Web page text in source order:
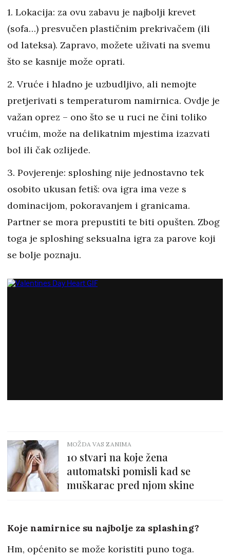
1. Lokacija: za ovu zabavu je najbolji krevet
(sofa…) presvučen plastičnim prekrivačem (ili
od lateksa). Zapravo, možete uživati na svemu
što se kasnije može oprati.
2. Vruće i hladno je uzbudljivo, ali nemojte
pretjerivati s temperaturom namirnica. Ovdje je
važan oprez – ono što se u ruci ne čini toliko
vrućim, može na delikatnim mjestima izazvati
bol ili čak ozlijede.
3. Povjerenje: sploshing nije jednostavno tek
osobito ukusan fetiš: ova igra ima veze s
dominacijom, pokoravanjem i granicama.
Partner se mora prepustiti te biti opušten. Zbog
toga je sploshing seksualna igra za parove koji
se bolje poznaju.
MOŽDA VAS ZANIMA
10 stvari na koje žena
automatski pomisli kad se
muškarac pred njom skine
Koje namirnice su najbolje za splashing?
Hm, općenito se može koristiti puno toga.